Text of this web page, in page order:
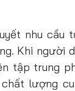
nhu cầu
Khi người
tập trung
lượng